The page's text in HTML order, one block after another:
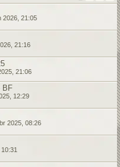
2026, 21:05
21:16
21:06
BF
12:29
2025, 08:26